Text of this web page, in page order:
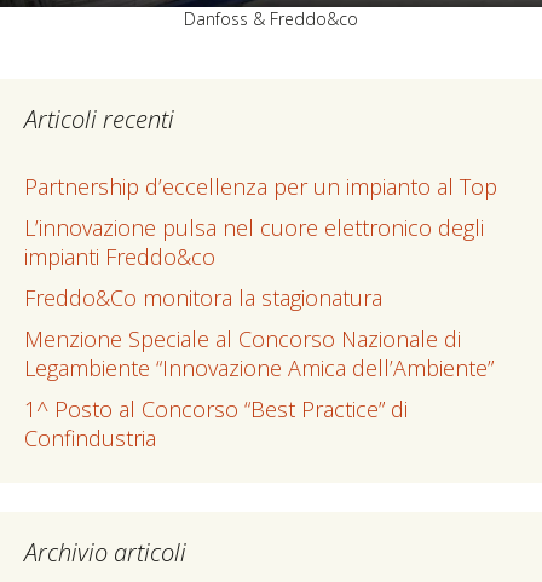
Danfoss & Freddo&co
Articoli recenti
Partnership d’eccellenza per un impianto al Top
L’innovazione pulsa nel cuore elettronico degli
impianti Freddo&co
Freddo&Co monitora la stagionatura
Menzione Speciale al Concorso Nazionale di
Legambiente “Innovazione Amica dell’Ambiente”
1^ Posto al Concorso “Best Practice” di
Confindustria
Archivio articoli